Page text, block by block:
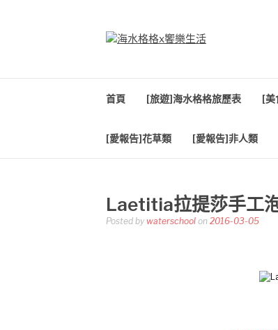
首頁 [旅遊]海水格格旅歷表 [美
[愛報告]花草類 [愛報告]非人類
Laetitia拉提莎手工
Posted by waterschool on 2016-03-05